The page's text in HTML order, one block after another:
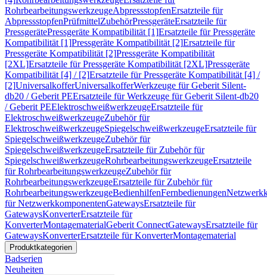
RohrbearbeitungswerkzeugeAbpressstopfenErsatzteile für
AbpressstopfenPrüfmittelZubehörPressgeräteErsatzteile für
PressgerätePressgeräte Kompatibilität [1]Ersatzteile für Pressgeräte
Kompatibilität [1]Pressgeräte Kompatibilität [2]Ersatzteile für
Pressgeräte Kompatibilität [2]Pressgeräte Kompatibilität
[2XL]Ersatzteile für Pressgeräte Kompatibilität [2XL]Pressgeräte
Kompatibilität [4] / [2]Ersatzteile für Pressgeräte Kompatibilität [4] /
[2]UniversalkofferUniversalkofferWerkzeuge für Geberit Silent-
db20 / Geberit PEErsatzteile für Werkzeuge für Geberit Silent-db20
/ Geberit PEElektroschweißwerkzeugeErsatzteile für
ElektroschweißwerkzeugeZubehör für
ElektroschweißwerkzeugeSpiegelschweißwerkzeugeErsatzteile für
SpiegelschweißwerkzeugeZubehör für
SpiegelschweißwerkzeugeErsatzteile für Zubehör für
SpiegelschweißwerkzeugeRohrbearbeitungswerkzeugeErsatzteile
für RohrbearbeitungswerkzeugeZubehör für
RohrbearbeitungswerkzeugeErsatzteile für Zubehör für
RohrbearbeitungswerkzeugeBedienhilfenFernbedienungen
für NetzwerkkomponentenGatewaysErsatzteile für
GatewaysKonverterErsatzteile für
KonverterMontagematerialGeberit ConnectGatewaysErsatzteile für
GatewaysKonverterErsatzteile für KonverterMontagematerial
Produktkategorien
Badserien
Neuheiten